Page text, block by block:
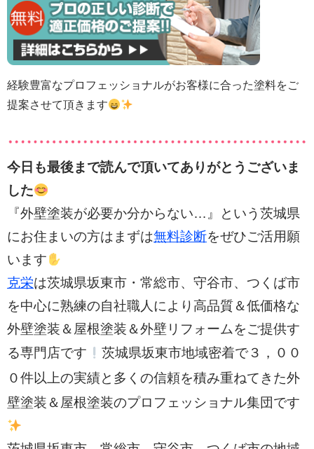
経験豊富なプロフェッショナルがお客様に合った塗料をご
提案させて頂きます
今日も最後まで読んで頂いてありがとうございま
した
『外壁塗装が必要か分からない…』という茨城県
にお住まいの方はまずは無料診断をぜひご活用願
います
克栄は茨城県坂東市・常総市、守谷市、つくば市
を中心に熟練の自社職人により高品質＆低価格な
外壁塗装＆屋根塗装＆外壁リフォームをご提供す
る専門店です
茨城県坂東市地域密着で３，００
０件以上の実績と多く の信頼を積み重ねてきた外
壁塗装＆屋根塗装のプロフェッショナル集団です